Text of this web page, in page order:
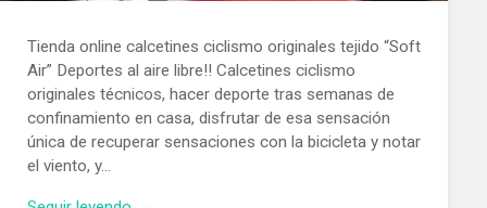
Tienda online calcetines ciclismo originales tejido “Soft
Air” Deportes al aire libre!! Calcetines ciclismo
originales técnicos, hacer deporte tras semanas de
confinamiento en casa, disfrutar de esa sensación
única de recuperar sensaciones con la bicicleta y notar
el viento, y…